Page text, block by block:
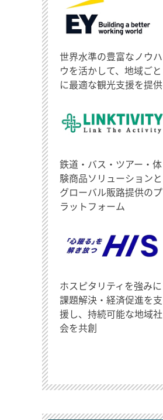
世界水準の豊富なノウハ
ウを活かして、地域ごと
に最適な観光支援を提供
鉄道・バス・ツアー・体
験商品ソリューションと
グローバル販路提供のプ
ラットフォーム
ホスピタリティを強みに
課題解決・経済促進を支
援し、持続可能な地域社
会を共創